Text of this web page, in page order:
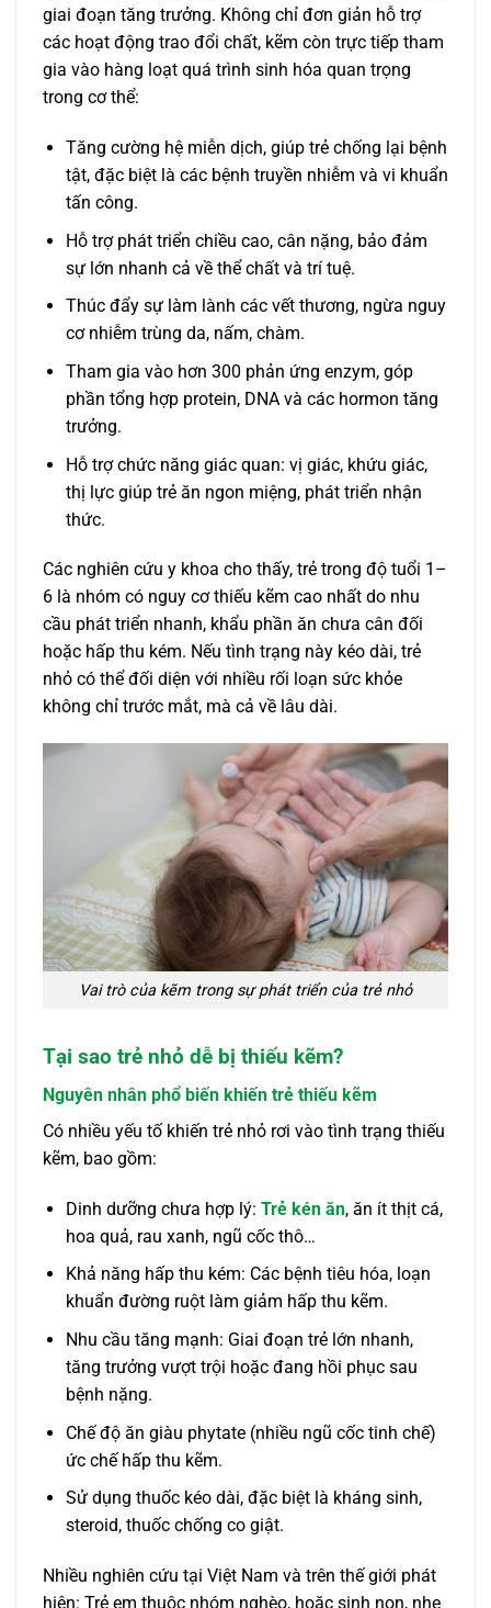
giai đoạn tăng trưởng. Không chỉ đơn giản hỗ trợ
các hoạt động trao đổi chất, kẽm còn trực tiếp tham
gia vào hàng loạt quá trình sinh hóa quan trọng
trong cơ thể:
Tăng cường hệ miễn dịch, giúp trẻ chống lại bệnh
tật, đặc biệt là các bệnh truyền nhiễm và vi khuẩn
tấn công.
Hỗ trợ phát triển chiều cao, cân nặng, bảo đảm
sự lớn nhanh cả về thể chất và trí tuệ.
Thúc đẩy sự làm lành các vết thương, ngừa nguy
cơ nhiễm trùng da, nấm, chàm.
Tham gia vào hơn 300 phản ứng enzym, góp
phần tổng hợp protein, DNA và các hormon tăng
trưởng.
Hỗ trợ chức năng giác quan: vị giác, khứu giác,
thị lực giúp trẻ ăn ngon miệng, phát triển nhận
thức.
Các nghiên cứu y khoa cho thấy, trẻ trong độ tuổi 1–
6 là nhóm có nguy cơ thiếu kẽm cao nhất do nhu
cầu phát triển nhanh, khẩu phần ăn chưa cân đối
hoặc hấp thu kém. Nếu tình trạng này kéo dài, trẻ
nhỏ có thể đối diện với nhiều rối loạn sức khỏe
không chỉ trước mắt, mà cả về lâu dài.
Vai trò của kẽm trong sự phát triển của trẻ nhỏ
Tại sao trẻ nhỏ dễ bị thiếu kẽm?
Nguyên nhân phổ biến khiến trẻ thiếu kẽm
Có nhiều yếu tố khiến trẻ nhỏ rơi vào tình trạng thiếu
kẽm, bao gồm:
Dinh dưỡng chưa hợp lý: Trẻ kén ăn, ăn ít thịt cá,
hoa quả, rau xanh, ngũ cốc thô…
Khả năng hấp thu kém: Các bệnh tiêu hóa, loạn
khuẩn đường ruột làm giảm hấp thu kẽm.
Nhu cầu tăng mạnh: Giai đoạn trẻ lớn nhanh,
tăng trưởng vượt trội hoặc đang hồi phục sau
bệnh nặng.
Chế độ ăn giàu phytate (nhiều ngũ cốc tinh chế)
ức chế hấp thu kẽm.
Sử dụng thuốc kéo dài, đặc biệt là kháng sinh,
steroid, thuốc chống co giật.
Nhiều nghiên cứu tại Việt Nam và trên thế giới phát
hiện: Trẻ em thuộc nhóm nghèo, hoặc sinh non, nhẹ